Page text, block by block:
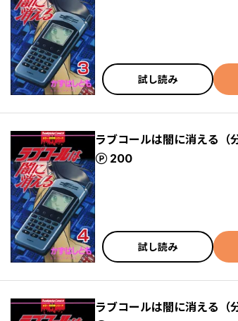
試し読み
ラブコールは闇に消える
200
ポイント
試し読み
ラブコールは闇に消える